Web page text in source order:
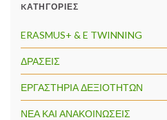
KΑΤΗΓΟΡΊΕΣ
ERASMUS+ & E TWINNING
ΔΡΑΣΕΙΣ
ΕΡΓΑΣΤΗΡΙΑ ΔΕΞΙΟΤΗΤΩΝ
ΝΕΑ ΚΑΙ ΑΝΑΚΟΙΝΩΣΕΙΣ